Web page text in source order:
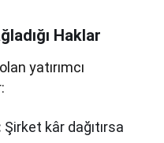
Haklar
yatırımcı
Şirket kâr dağıtırsa